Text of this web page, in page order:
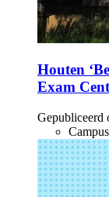
Houten
Exam
Gepubliceerd
Campus